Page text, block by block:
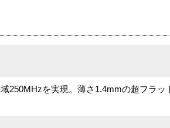
250MHzを実現。薄さ1.4mmの超フラ